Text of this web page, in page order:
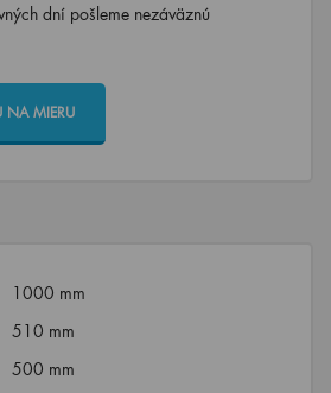
dní pošleme nezáväznú
NA MIERU
1000 mm
510 mm
500 mm